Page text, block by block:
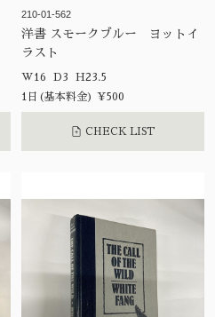
210-01-562
洋書 スモークブルー ヨットイ
ラスト
W16 D3 H23.5
1日(基本料金) ¥500
CHECK LIST